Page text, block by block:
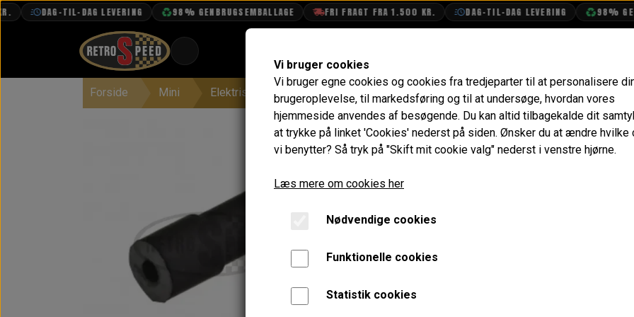
DAG-TIL-DAG LEVERING 98% GENBRUGSEMBALLAGE FRI FRAGT FRA 1.500 KR. DAG-TIL-DAG LEVERING 98%
Forside Mini Elektrisk System Tænding Strømfordeler Vakuum Slange Forbinder -
Vakuum Slange Forbinder
Varenummer: 12B2095
Vi bruger cookies
Vi bruger egne cookies og cookies fra tredjeparter til at personalisere
brugeroplevelse, til markedsføring og til at undersøge, hvordan vores
hjemmeside anvendes af besøgende. Du kan altid tilbagekalde dit
at trykke på linket 'Cookies' nederst på siden. Ønsker du at ændre hvilke
vi benytter? Så tryk på "Skift mit cookie valg" nederst i venstre hjørne.
Læs mere om cookies her
Nødvendige cookies
Funktionelle cookies
Statistik cookies